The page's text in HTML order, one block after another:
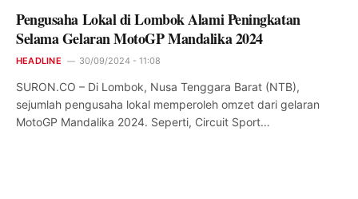
Pengusaha Lokal di Lombok Alami Peningkatan
Selama Gelaran MotoGP Mandalika 2024
HEADLINE 30/09/2024 - 11:08
SURON.CO – Di Lombok, Nusa Tenggara Barat (NTB),
sejumlah pengusaha lokal memperoleh omzet dari gelaran
MotoGP Mandalika 2024. Seperti, Circuit Sport…